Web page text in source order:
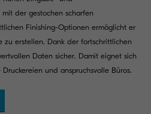
der gestochen scharfen
Finishing-Optionen ermöglicht er
zu erstellen. Dank der fortschrittlichen
Daten sicher. Damit eignet sich
und anspruchsvolle Büros.